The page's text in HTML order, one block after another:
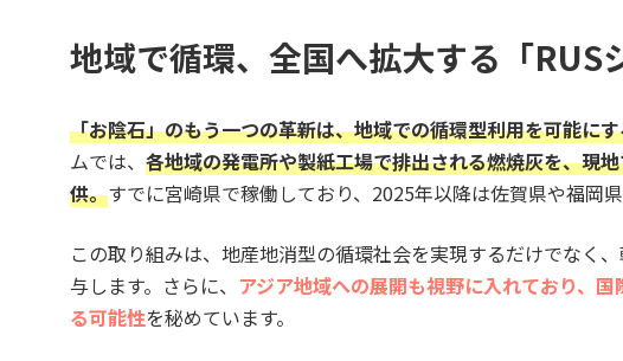
地域で循環、全国へ拡大する「RUS
「お陰石」のもう一つの革新は、地域での循環型利用を可能に
ムでは、 各地域の発電所や製紙工場で排出される燃焼灰を、現
供。すでに宮崎県で稼働しており、2025年以降は佐賀県や福岡県
この取り組みは、地産地消型の循環社会を実現するだけでなく
与します。さらに、 アジア地域への展開も視野に入れており、
る可能性を秘めています。